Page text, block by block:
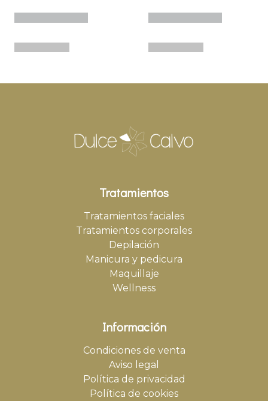
Tratamientos
Tratamientos faciales
Tratamientos corporales
Depilación
Manicura y pedicura
Maquillaje
Wellness
Información
Condiciones de venta
Aviso legal
Política de privacidad
Política de cookies